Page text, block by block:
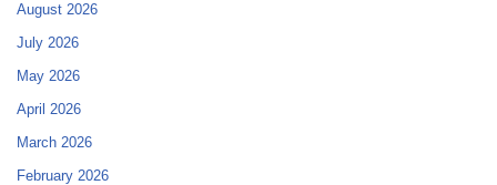
August 2026
July 2026
May 2026
April 2026
March 2026
February 2026